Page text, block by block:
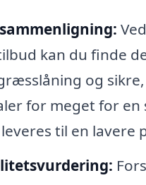
kan du finde
og
for meget for en
til en lavere